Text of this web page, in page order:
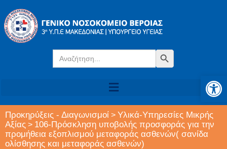
Search
for:
Search Button
Προκηρύξεις - Διαγωνισμοί > Υλικά-Υπηρεσίες Μικρής
Αξίας > 106-Πρόσκληση υποβολής προσφοράς για την
προμήθεια εξοπλισμού μεταφοράς ασθενών( σανίδα
ολίσθησης και μεταφοράς ασθενών)